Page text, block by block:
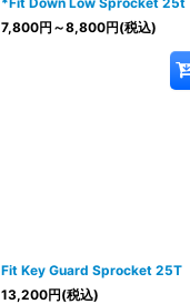
7,800円 ～8,800円(税込)
Fit Key Guard Sprocket 25T
13,200円(税込)